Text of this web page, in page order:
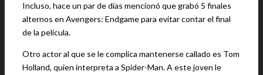
Incluso, hace un par de días mencionó que grabó 5 finales
alternos en Avengers: Endgame para evitar contar el final
de la película.
Otro actor al que se le complica mantenerse callado es Tom
Holland, quien interpreta a Spider-Man. A este joven le